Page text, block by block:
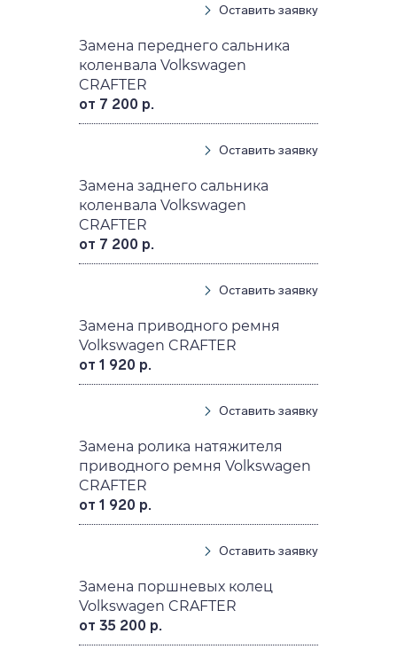
Оставить заявку
Замена переднего сальника
коленвала Volkswagen
CRAFTER
от 7 200 р.
Оставить заявку
Замена заднего сальника
коленвала Volkswagen
CRAFTER
от 7 200 р.
Оставить заявку
Замена приводного ремня
Volkswagen CRAFTER
от 1 920 р.
Оставить заявку
Замена ролика натяжителя
приводного ремня Volkswagen
CRAFTER
от 1 920 р.
Оставить заявку
Замена поршневых колец
Volkswagen CRAFTER
от 35 200 р.